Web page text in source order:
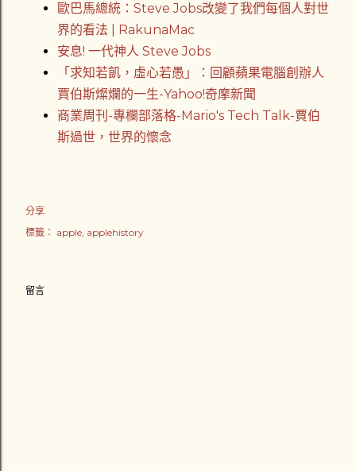
歐巴馬總統：Steve Jobs改變了我們每個人對世
界的看法 | RakunaMac
安息! 一代神人 Steve Jobs
「求知若飢，虛心若愚」：回顧蘋果電腦創辦人
賈伯斯燦爛的一生-Yahoo!奇摩新聞
商業周刊-專欄部落格-Mario's Tech Talk-賈伯
斯過世，世界的懷念
分享
標籤： apple applehistory
留言